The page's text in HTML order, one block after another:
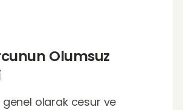
Olumsuz
olarak cesur ve